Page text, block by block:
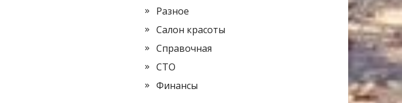
Разное
Салон красоты
Справочная
СТО
Финансы